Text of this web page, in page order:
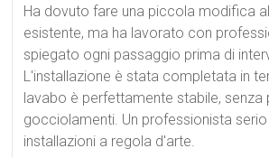
Ha dovuto fare una piccola modifica
esistente, ma ha lavorato con
spiegato ogni passaggio prima di
L'installazione è stata completata in
lavabo è perfettamente stabile, senza
gocciolamenti. Un professionista
installazioni a regola d'arte.